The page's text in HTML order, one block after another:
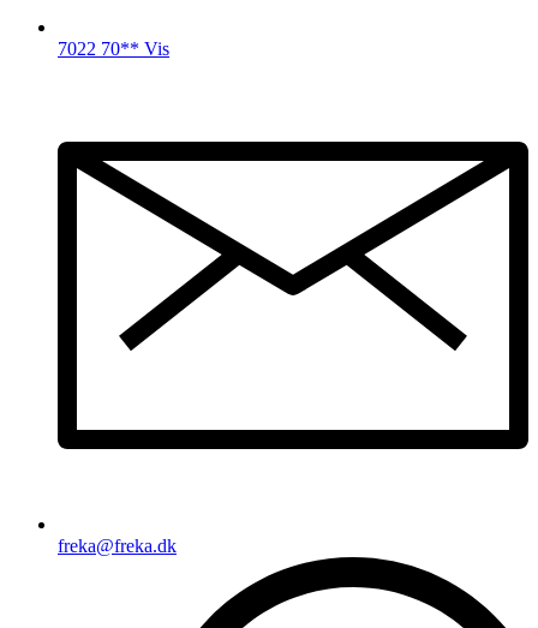
7022 70** Vis
freka@freka.dk